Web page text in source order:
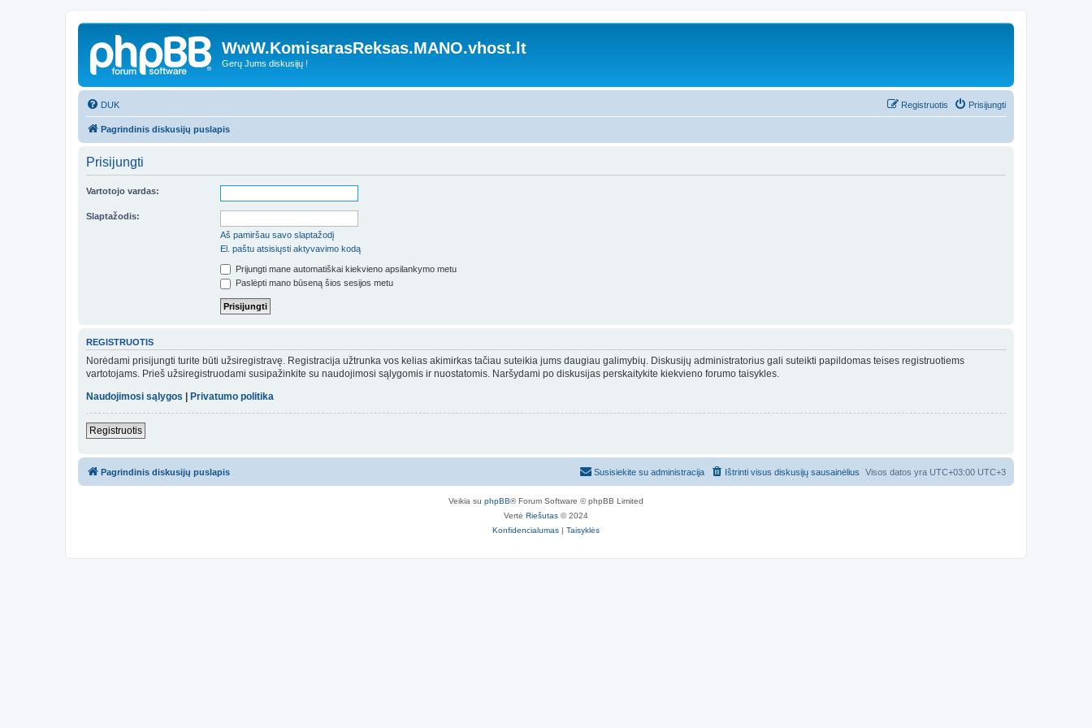
WwW.KomisarasReksas.MANO.vhost.lt
Gerų Jums diskusijų !
DUK Prisijungti
Registruotis
Pagrindinis diskusijų puslapis
Prisijungti
Vartotojo vardas:
Slaptažodis:
Aš pamiršau savo slaptažodį
El. paštu atsisiųsti aktyvavimo kodą
Prijungti mane automatiškai kiekvieno apsilankymo metu
Paslėpti mano būseną šios sesijos metu
REGISTRUOTIS
Norėdami prisijungti turite būti užsiregistravę. Registracija užtrunka vos kelias akimirkas tačiau suteikia jums daugiau galimybių. Diskusijų administratorius gali suteikti papildomas teises registruotiems
vartotojams. Prieš užsiregistruodami susipažinkite su naudojimosi sąlygomis ir nuostatomis. Naršydami po diskusijas perskaitykite kiekvieno forumo taisykles.
Naudojimosi sąlygos
Privatumo politika
Registruotis
Pagrindinis diskusijų puslapis Visos datos yra UTC+03:00 UTC+3
Ištrinti visus diskusijų sausainėlius
Susisiekite su administracija
Veikia su phpBB® Forum Software © phpBB Limited
Vertė Riešutas © 2024
Konfidencialumas | Taisyklės